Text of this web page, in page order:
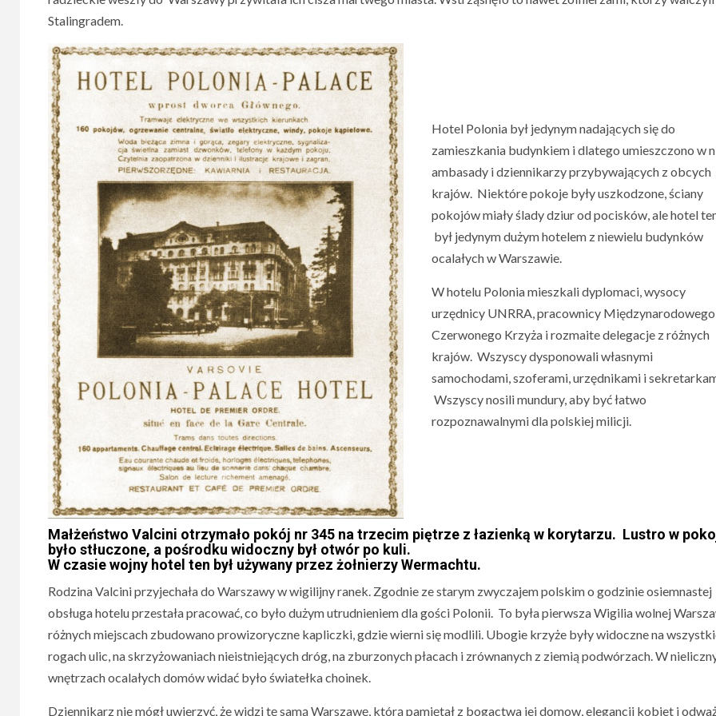
Stalingradem.
Hotel Polonia był jedynym nadających się do
zamieszkania budynkiem i dlatego umieszczono w
ambasady i dziennikarzy przybywających z obcych
krajów. Niektóre pokoje były uszkodzone, ściany
pokojów miały ślady dziur od pocisków, ale hotel
był jedynym dużym hotelem z niewielu budynków
ocalałych w Warszawie.
W hotelu Polonia mieszkali dyplomaci, wysocy
urzędnicy UNRRA, pracownicy Międzynarodowego
Czerwonego Krzyża i rozmaite delegacje z różnych
krajów. Wszyscy dysponowali własnymi
samochodami, szoferami, urzędnikami i
Wszyscy nosili mundury, aby być łatwo
rozpoznawalnymi dla polskiej milicji.
Małżeństwo Valcini otrzymało pokój nr 345 na trzecim piętrze z łazienką w korytarzu. Lustro w
było stłuczone, a pośrodku widoczny był otwór po kuli.
W czasie wojny hotel ten był używany przez żołnierzy Wermachtu.
Rodzina Valcini przyjechała do Warszawy w wigilijny ranek. Zgodnie ze starym zwyczajem polskim o godzinie osiemnastej
obsługa hotelu przestała pracować, co było dużym utrudnieniem dla gości Polonii. To była pierwsza Wigilia wolnej
różnych miejscach zbudowano prowizoryczne kapliczki, gdzie wierni się modlili. Ubogie krzyże były widoczne na
rogach ulic, na skrzyżowaniach nieistniejących dróg, na zburzonych płacach i zrównanych z ziemią podwórzach. W
wnętrzach ocalałych domów widać było światełka choinek.
Dziennikarz nie mógł uwierzyć, że widzi tę samą Warszawę, którą pamiętał z bogactwa jej domow, elegancji kobiet i